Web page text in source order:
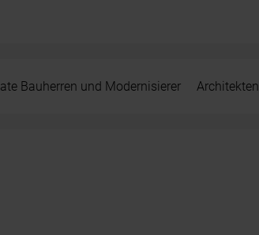
Bauherren und Modernisierer Architekten